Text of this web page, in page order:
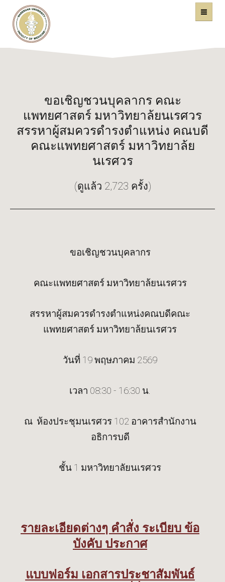
คณะแพทยศาสตร์
ขอเชิญชวนบุคลากร คณะ
แพทยศาสตร์ มหาวิทยาล้ยนเรศวร
สรรหาผู้สมควรดำรงตำแหน่ง คณบดี
คณะแพทยศาสตร์ มหาวิทยาล้ย
นเรศวร
(ดูแล้ว 2,723 ครั้ง)
ขอเชิญชวนบุคลากร
คณะแพทยศาสตร์ มหาวิทยาล้ยนเรศวร
สรรหาผู้สมควรดำรงตำแหน่งคณบดีคณะ
แพทยศาสตร์ มหาวิทยาล้ยนเรศวร
วันที่ 19 พฤษภาคม 2569
เวลา 08:30 - 16:30 น.
ณ ห้องประชุมนเรศวร 102 อาคารสำนักงาน
อธิการบดี
ชั้น 1 มหาวิทยาลัยนเรศวร
รายละเอียดต่างๆ คำสั่ง ระเบียบ ข้อ
บังคับ ประกาศ
แบบฟอร์ม เอกสารประชาสัมพันธ์